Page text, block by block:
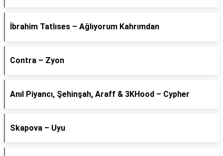
İbrahim Tatlıses – Ağlıyorum Kahrımdan
Contra – Zyon
Anıl Piyancı, Şehinşah, Araff & 3KHood – Cypher
Skapova – Uyu